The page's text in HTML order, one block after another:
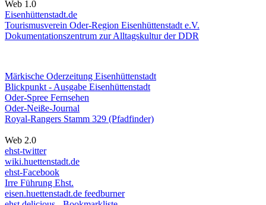
Web 1.0
Eisenhüttenstadt.de
Tourismusverein Oder-Region Eisenhüttenstadt e.V.
Dokumentationszentrum zur Alltagskultur der DDR
Märkische Oderzeitung Eisenhüttenstadt
Blickpunkt - Ausgabe Eisenhüttenstadt
Oder-Spree Fernsehen
Oder-Neiße-Journal
Royal-Rangers Stamm 329 (Pfadfinder)
Web 2.0
ehst-twitter
wiki.huettenstadt.de
ehst-Facebook
Irre Führung Ehst.
eisen.huettenstadt.de feedburner